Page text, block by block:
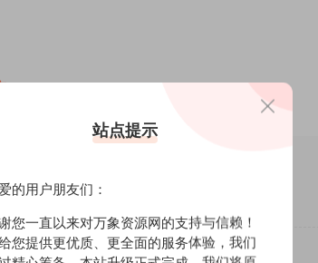
？
站点提示
的用户朋友们：
您一直以来对万象资源网的支持与信赖！
您提供更优质、更全面的服务体验，我们